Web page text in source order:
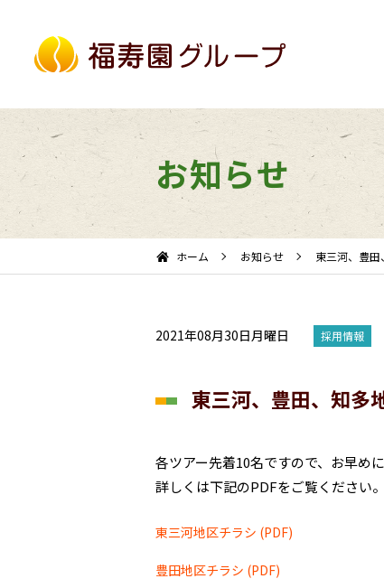
お知らせ
ホーム お知らせ 東三河、豊田
2021年08月30日月曜日 採用情報
東三河、豊田、知多
各ツアー先着10名ですので、お早め
詳しくは下記のPDFをご覧ください。
東三河地区チラシ (PDF)
豊田地区チラシ (PDF)